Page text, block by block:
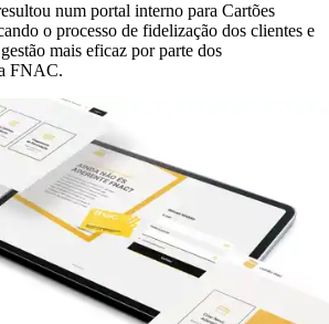
num portal interno para Cartões
o processo de fidelização dos clientes e
mais eficaz por parte dos
FNAC.